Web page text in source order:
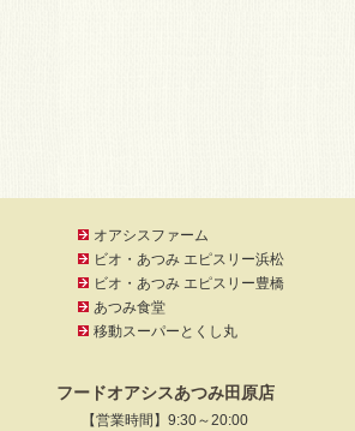
オアシスファーム
ビオ・あつみ エピスリー浜松
ビオ・あつみ エピスリー豊橋
あつみ食堂
移動スーパーとくし丸
フードオアシスあつみ田原店
【営業時間】9:30～20:00